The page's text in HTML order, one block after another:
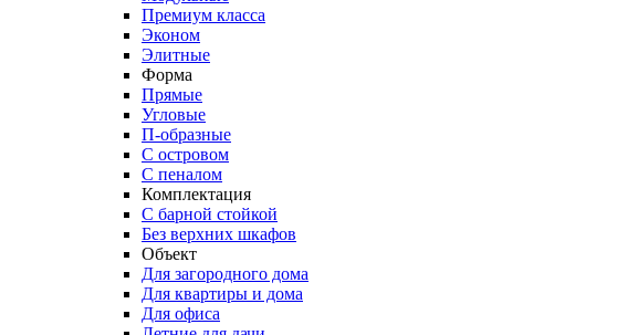
Премиум класса
Эконом
Элитные
Форма
Прямые
Угловые
П-образные
С островом
С пеналом
Комплектация
C барной стойкой
Без верхних шкафов
Объект
Для загородного дома
Для квартиры и дома
Для офиса